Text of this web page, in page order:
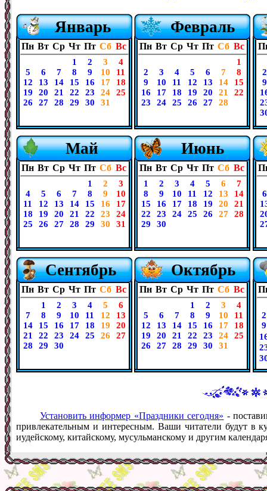
Январь
Пн Вт Ср Чт Пт Сб Вс
1 2 3
4
5
6 7 8 9 10
11
12
13 14 15 16 17
18
19
20 21 22 23 24
25
26
27 28 29 30 31
Февраль
Пн Вт Ср Чт Пт Сб Вс
1
2
3 4 5 6 7
8
9
10 11 12 13 14
15
16
17 18 19 20 21
22
23
24 25 26 27 28
2
9
Май
Пн Вт Ср Чт Пт Сб Вс
1 2
3
4
5 6 7 8 9
10
11
12 13 14 15 16
17
18
19 20 21 22 23
24
25
26 27 28 29 30 31
Июнь
Пн Вт Ср Чт Пт Сб Вс
1 2 3 4 5 6
7
8
9 10 11 12 13
14
15
16 17 18 19 20
21
22
23 24 25 26 27
28
29
30
6
Сентябрь
Пн Вт Ср Чт Пт Сб Вс
1 2 3 4 5
6
7
8 9 10 11 12
13
14
15 16 17 18 19
20
21
22 23 24 25 26
27
28
29 30
Октябрь
Пн Вт Ср Чт Пт Сб Вс
1 2 3
4
5
6 7 8 9 10
11
12
13 14 15 16 17
18
19
20 21 22 23 24
25
26
27 28 29 30 31
2
9
Установить информер «Праздники сегодня» -
привлекательным и интересным. Ваши читатели будут в
иудейскому, китайскому, мусульманскому и другим